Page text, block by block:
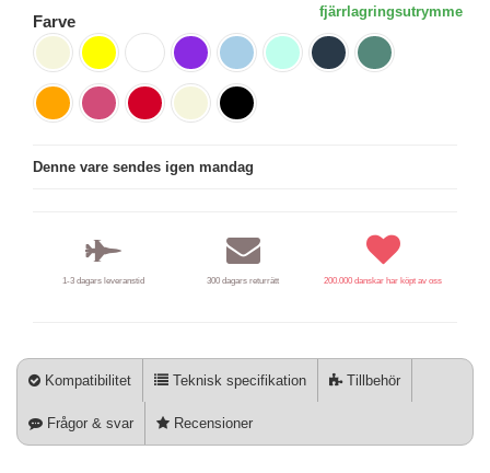
fjärrlagringsutrymme
Farve
Denne vare sendes igen mandag
1-3 dagars leveranstid 300 dagars returrätt 200.000 danskar har köpt av oss
Kompatibilitet Teknisk specifikation Tillbehör
Frågor & svar Recensioner